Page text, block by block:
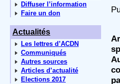
Diffuser l’information
Faire un don
Actualités
Les lettres d’ACDN
Communiqués
Autres sources
Articles d’actualité
Elections 2017